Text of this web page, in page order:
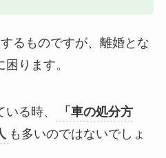
るものですが、離婚とな
ります。
る時、
「車の処分方
も多いのではないでしょ